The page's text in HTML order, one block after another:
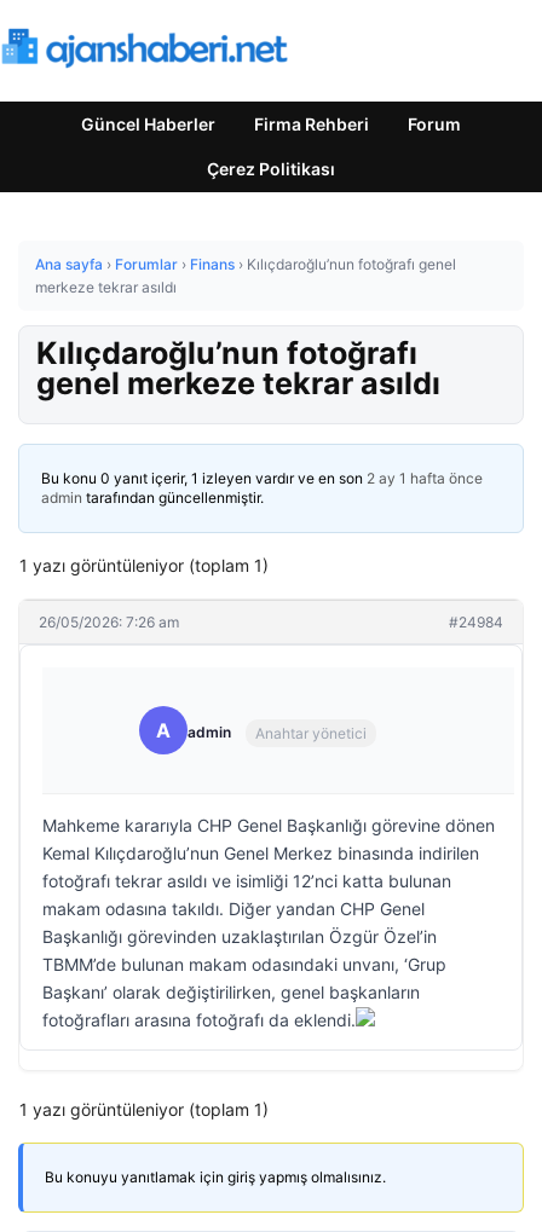
Güncel Haberler Firma Rehberi Forum
Çerez Politikası
Ana sayfa › Forumlar › Finans › Kılıçdaroğlu’nun fotoğrafı genel
merkeze tekrar asıldı
Kılıçdaroğlu’nun fotoğrafı
genel merkeze tekrar asıldı
Bu konu 0 yanıt içerir, 1 izleyen vardır ve en son 2 ay 1 hafta önce
admin tarafından güncellenmiştir.
1 yazı görüntüleniyor (toplam 1)
26/05/2026: 7:26 am #24984
A admin Anahtar yönetici
Mahkeme kararıyla CHP Genel Başkanlığı görevine dönen
Kemal Kılıçdaroğlu’nun Genel Merkez binasında indirilen
fotoğrafı tekrar asıldı ve isimliği 12’nci katta bulunan
makam odasına takıldı. Diğer yandan CHP Genel
Başkanlığı görevinden uzaklaştırılan Özgür Özel’in
TBMM’de bulunan makam odasındaki unvanı, ‘Grup
Başkanı’ olarak değiştirilirken, genel başkanların
fotoğrafları arasına fotoğrafı da eklendi.
1 yazı görüntüleniyor (toplam 1)
Bu konuyu yanıtlamak için giriş yapmış olmalısınız.